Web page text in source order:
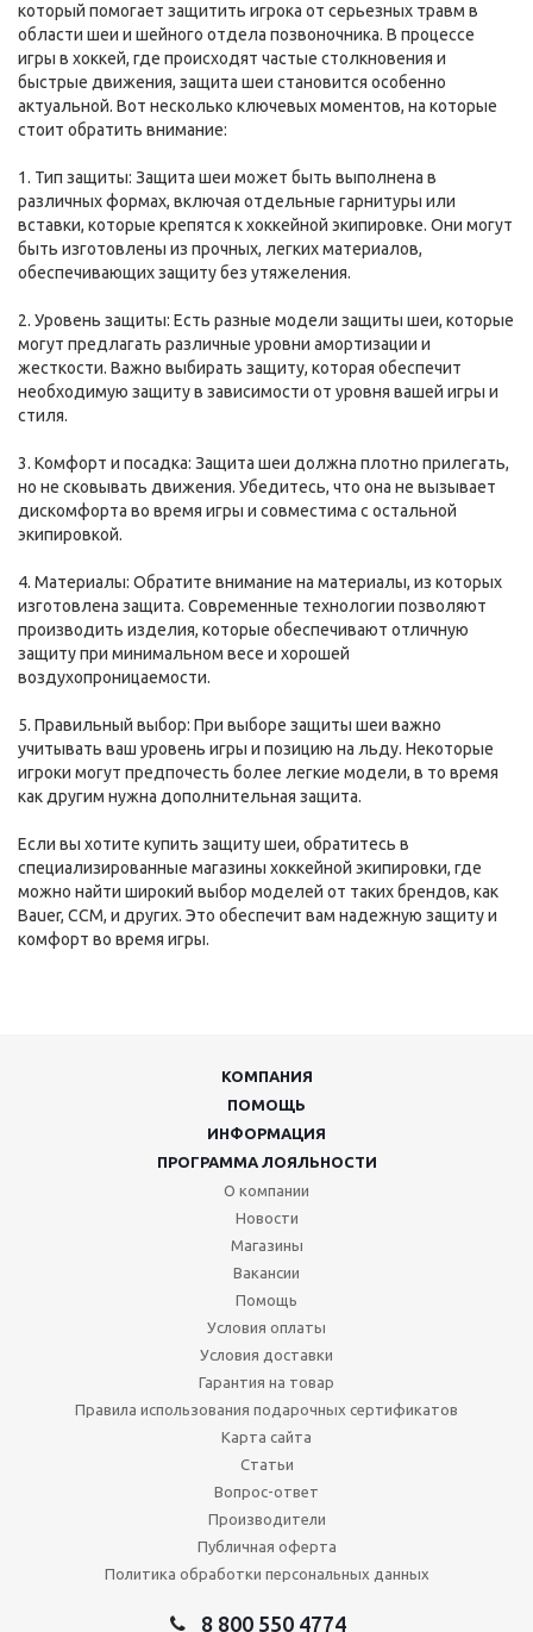
который помогает защитить игрока от серьезных травм в
области шеи и шейного отдела позвоночника. В процессе
игры в хоккей, где происходят частые столкновения и
быстрые движения, защита шеи становится особенно
актуальной. Вот несколько ключевых моментов, на которые
стоит обратить внимание:
1. Тип защиты: Защита шеи может быть выполнена в
различных формах, включая отдельные гарнитуры или
вставки, которые крепятся к хоккейной экипировке. Они могут
быть изготовлены из прочных, легких материалов,
обеспечивающих защиту без утяжеления.
2. Уровень защиты: Есть разные модели защиты шеи, которые
могут предлагать различные уровни амортизации и
жесткости. Важно выбирать защиту, которая обеспечит
необходимую защиту в зависимости от уровня вашей игры и
стиля.
3. Комфорт и посадка: Защита шеи должна плотно прилегать,
но не сковывать движения. Убедитесь, что она не вызывает
дискомфорта во время игры и совместима с остальной
экипировкой.
4. Материалы: Обратите внимание на материалы, из которых
изготовлена защита. Современные технологии позволяют
производить изделия, которые обеспечивают отличную
защиту при минимальном весе и хорошей
воздухопроницаемости.
5. Правильный выбор: При выборе защиты шеи важно
учитывать ваш уровень игры и позицию на льду. Некоторые
игроки могут предпочесть более легкие модели, в то время
как другим нужна дополнительная защита.
Если вы хотите купить защиту шеи, обратитесь в
специализированные магазины хоккейной экипировки, где
можно найти широкий выбор моделей от таких брендов, как
Bauer, CCM, и других. Это обеспечит вам надежную защиту и
комфорт во время игры.
КОМПАНИЯ
ПОМОЩЬ
ИНФОРМАЦИЯ
ПРОГРАММА ЛОЯЛЬНОСТИ
О компании
Новости
Магазины
Вакансии
Помощь
Условия оплаты
Условия доставки
Гарантия на товар
Правила использования подарочных сертификатов
Карта сайта
Статьи
Вопрос-ответ
Производители
Публичная оферта
Политика обработки персональных данных
8 800 550 4774